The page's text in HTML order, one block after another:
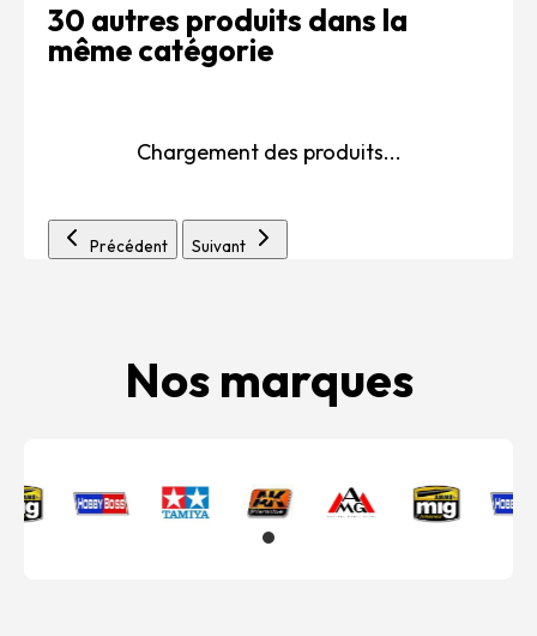
30 autres produits dans la
même catégorie
Chargement des produits...
Précédent Suivant
Nos marques